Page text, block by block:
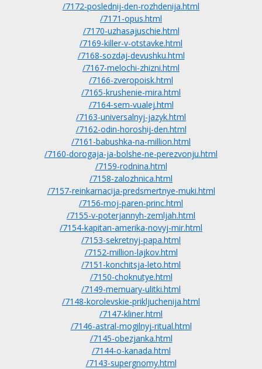
/7172-poslednij-den-rozhdenija.html
/7171-opus.html
/7170-uzhasajuschie.html
/7169-killer-v-otstavke.html
/7168-sozdaj-devushku.html
/7167-melochi-zhizni.html
/7166-zveropoisk.html
/7165-krushenie-mira.html
/7164-sem-vualej.html
/7163-universalnyj-jazyk.html
/7162-odin-horoshij-den.html
/7161-babushka-na-million.html
/7160-dorogaja-ja-bolshe-ne-perezvonju.html
/7159-rodnina.html
/7158-zalozhnica.html
/7157-reinkarnacija-predsmertnye-muki.html
/7156-moj-paren-princ.html
/7155-v-poterjannyh-zemljah.html
/7154-kapitan-amerika-novyj-mir.html
/7153-sekretnyj-papa.html
/7152-million-lajkov.html
/7151-konchitsja-leto.html
/7150-choknutye.html
/7149-memuary-ulitki.html
/7148-korolevskie-prikljuchenija.html
/7147-kliner.html
/7146-astral-mogilnyj-ritual.html
/7145-obezjanka.html
/7144-o-kanada.html
/7143-supergnomy.html